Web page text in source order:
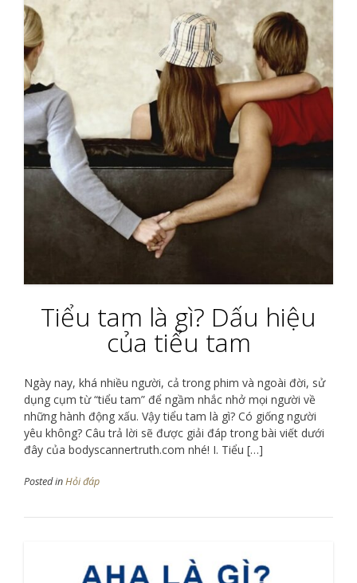
Tiểu tam là gì? Dấu hiệu
của tiểu tam
Ngày nay, khá nhiều người, cả trong phim và ngoài đời, sử
dụng cụm từ “tiểu tam” để ngầm nhắc nhở mọi người về
những hành động xấu. Vậy tiểu tam là gì? Có giống người
yêu không? Câu trả lời sẽ được giải đáp trong bài viết dưới
đây của bodyscannertruth.com nhé! I. Tiểu […]
Posted inHỏi đáp